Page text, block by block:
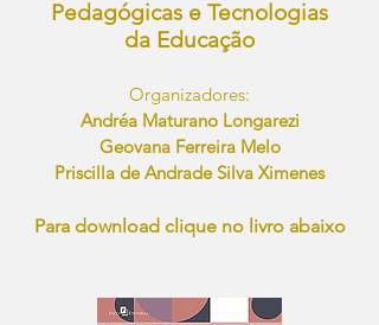
Pedagógicas e Tecnologias
da Educação
Organizadores:
Andréa Maturano Longarezi
Geovana Ferreira Melo
Priscilla de Andrade Silva Ximenes
Para download clique no livro abaixo